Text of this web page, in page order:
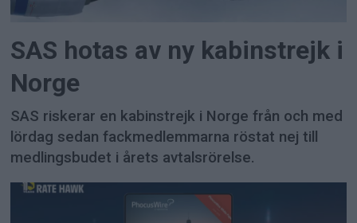
SAS hotas av ny kabinstrejk i
Norge
SAS riskerar en kabinstrejk i Norge från och med
lördag sedan fackmedlemmarna röstat nej till
medlingsbudet i årets avtalsrörelse.